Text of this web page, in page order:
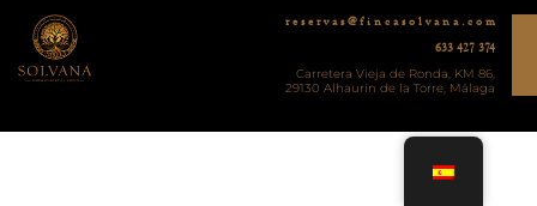
r e s e r v a s @ f i n c a s o l v a n a . c o m
633 427 374
Carretera Vieja de Ronda, KM 86,
29130 Alhaurín de la Torre, Málaga